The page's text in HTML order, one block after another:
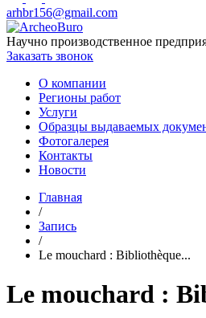
arhbr156@gmail.com
Научно производственное
Заказать звонок
О компании
Регионы работ
Услуги
Образцы выдаваемых
Фотогалерея
Контакты
Новости
Главная
/
Запись
/
Le mouchard : Bibliothèque...
Le mouchard :